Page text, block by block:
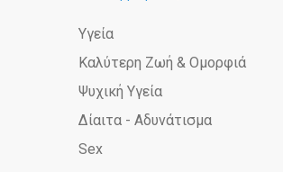
Υγεία
Καλύτερη Ζωή & Ομορφιά
Ψυχική Υγεία
Δίαιτα - Αδυνάτισμα
Sex